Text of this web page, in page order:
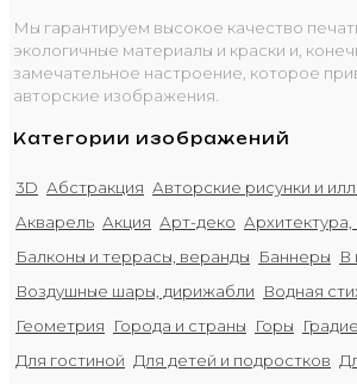
Мы гарантируем высокое качество
экологичные материалы и краски и,
замечательное настроение, которое
авторские изображения.
Категории изображений
3D Абстракция Авторские рисунки и
Акварель Акция Арт-деко
Балконы и террасы, веранды
Баннеры
В
Воздушные шары, дирижабли
Водная
Геометрия
Города и страны Горы
Для гостиной Для детей и подростков